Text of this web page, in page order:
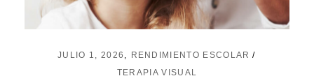
JULIO 1, 2026
RENDIMIENTO ESCOLAR
TERAPIA VISUAL